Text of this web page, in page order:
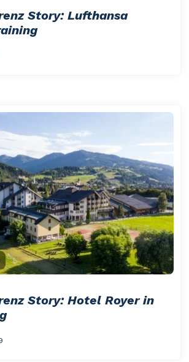
Story: Lufthansa
Story: Hotel Royer in